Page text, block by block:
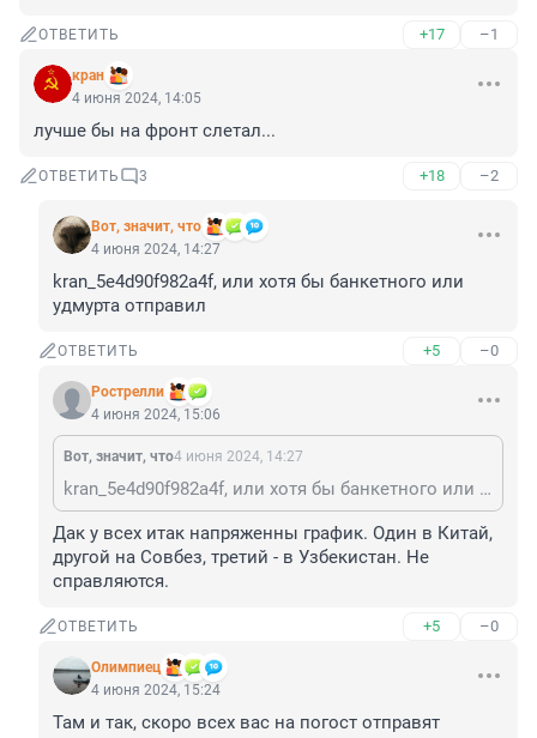
ОТВЕТИТЬ +17 –1
кран
4 июня 2024, 14:05
лучше бы на фронт слетал...
ОТВЕТИТЬ 3 +18 –2
Вот, значит, что
4 июня 2024, 14:27
kran_5e4d90f982a4f, или хотя бы банкетного или
удмурта отправил
ОТВЕТИТЬ +5 –0
Рострелли
4 июня 2024, 15:06
Вот, значит, что4 июня 2024, 14:27
kran_5e4d90f982a4f, или хотя бы банкетного или удмурта отправил
Дак у всех итак напряженны график. Один в Китай,
другой на Совбез, третий - в Узбекистан. Не
справляются.
ОТВЕТИТЬ +5 –0
Олимпиец
4 июня 2024, 15:24
Там и так, скоро всех вас на погост отправят